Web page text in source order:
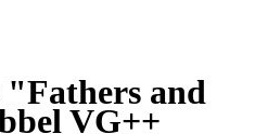
and
VG++